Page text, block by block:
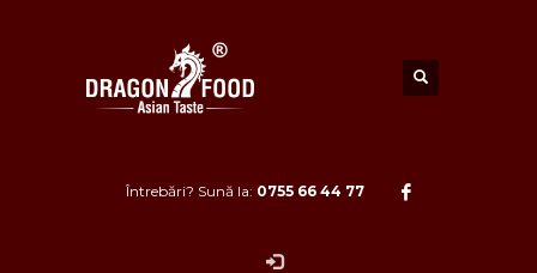
Întrebări? Sună la: 0755 66 44 77